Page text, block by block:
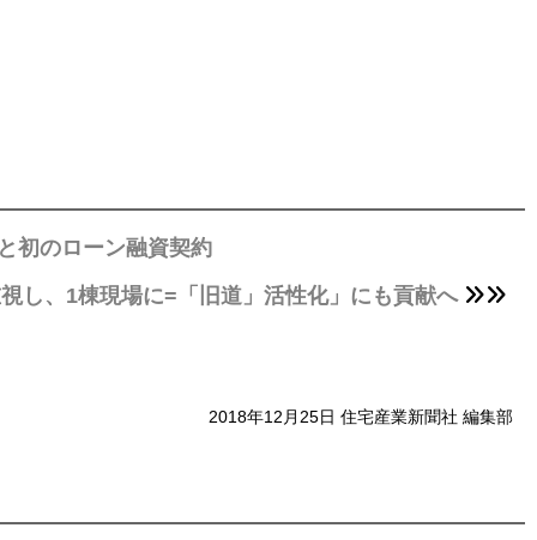
初のローン融資契約
し、1棟現場に=「旧道」活性化」にも貢献へ
2018年12月25日 住宅産業新聞社 編集部